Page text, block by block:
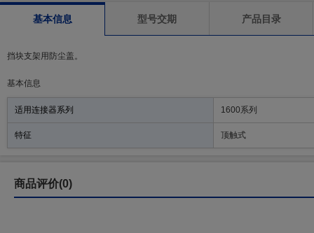
基本信息 型号交期 产品目录
挡块支架用防尘盖。
基本信息
适用连接器系列 1600系列
特征 顶触式
商品评价(0)